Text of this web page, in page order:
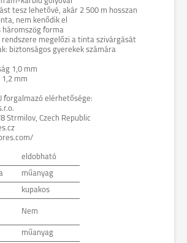
tesz lehetővé, akár 2 500 m hosszan
nem kenődik el
háromszög forma
megelőzi a tinta szivárgását
biztonságos gyerekek számára
1,0 mm
mm
forgalmazó elérhetősége:
Strmilov, Czech Republic
eldobható
műanyag
kupakos
Nem
műanyag